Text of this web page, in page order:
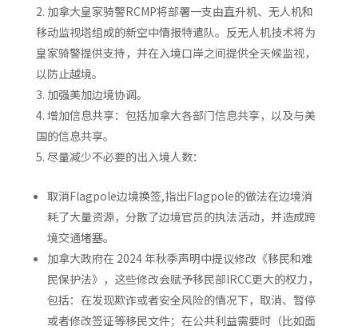
加拿大皇家骑警RCMP将部署一支由直升机、无人机和
移动监视塔组成的新空中情报特遣队。反无人机技术将为
皇家骑警提供支持，并在入境口岸之间提供全天候监视，
以防止越境。
加强美加边境协调。
增加信息共享：包括加拿大各部门信息共享，以及与美
国的信息共享。
尽量减少不必要的出入境人数：
取消Flagpole边境换签,指出Flagpole的做法在边境消
耗了大量资源，分散了边境官员的执法活动，并造成跨
境交通堵塞。
加拿大政府在 2024 年秋季声明中提议修改《移民和难
民保护法》，这些修改会赋予移民部IRCC更大的权力，
包括：在发现欺诈或者安全风险的情况下，取消、暂停
或者修改签证等移民文件；在公共利益需要时（比如面